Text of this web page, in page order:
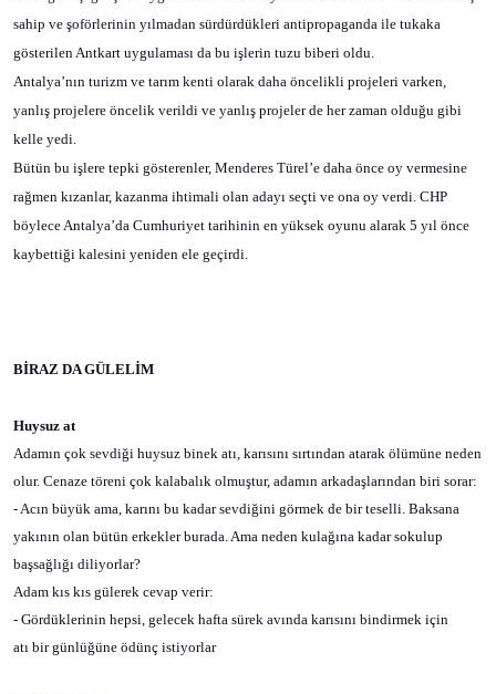
sahip ve şoförlerinin yılmadan sürdürdükleri antipropaganda ile tukaka
gösterilen Antkart uygulaması da bu işlerin tuzu biberi oldu.
Antalya’nın turizm ve tarım kenti olarak daha öncelikli projeleri varken,
yanlış projelere öncelik verildi ve yanlış projeler de her zaman olduğu gibi
kelle yedi.
Bütün bu işlere tepki gösterenler, Menderes Türel’e daha önce oy vermesine
rağmen kızanlar, kazanma ihtimali olan adayı seçti ve ona oy verdi. CHP
böylece Antalya’da Cumhuriyet tarihinin en yüksek oyunu alarak 5 yıl önce
kaybettiği kalesini yeniden ele geçirdi.
BİRAZ DA GÜLELİM
Huysuz at
Adamın çok sevdiği huysuz binek atı, karısını sırtından atarak ölümüne neden
olur. Cenaze töreni çok kalabalık olmuştur, adamın arkadaşlarından biri sorar:
- Acın büyük ama, karını bu kadar sevdiğini görmek de bir teselli. Baksana
yakının olan bütün erkekler burada. Ama neden kulağına kadar sokulup
başsağlığı diliyorlar?
Adam kıs kıs gülerek cevap verir:
- Gördüklerinin hepsi, gelecek hafta sürek avında karısını bindirmek için
atı bir günlüğüne ödünç istiyorlar